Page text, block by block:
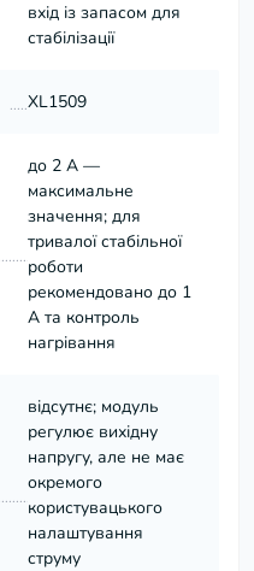
вхід із запасом для
стабілізації
XL1509
до 2 А —
максимальне
значення; для
тривалої стабільної
роботи
рекомендовано до 1
А та контроль
нагрівання
відсутнє; модуль
регулює вихідну
напругу, але не має
окремого
користувацького
налаштування
струму